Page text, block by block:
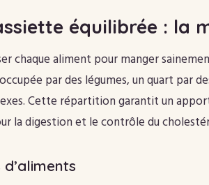
équilibrée : la
chaque aliment pour manger
par des légumes, un quart par
Cette répartition garantit un
la digestion et le contrôle du